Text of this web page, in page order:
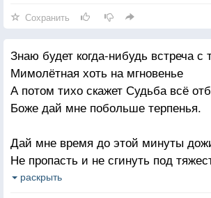
Однажды, выйдя за порог
Мы вдруг поймём, как мир наш
Как мало пройдено дорог
Как много сделано ошибок
Что пролетают, как мгновенье
Дороги ищем мы всегда
И Бог дарует нам терпенье.
Сохранить
Знаю будет когда-нибудь встреча с
Мимолётная хоть на мгновенье
А потом тихо скажет Судьба всё
Боже дай мне побольше терпенья.
Дай мне время до этой минуты
Не пропасть и не сгинуть под
Очень трудно в разлуке страдать и
раскрыть